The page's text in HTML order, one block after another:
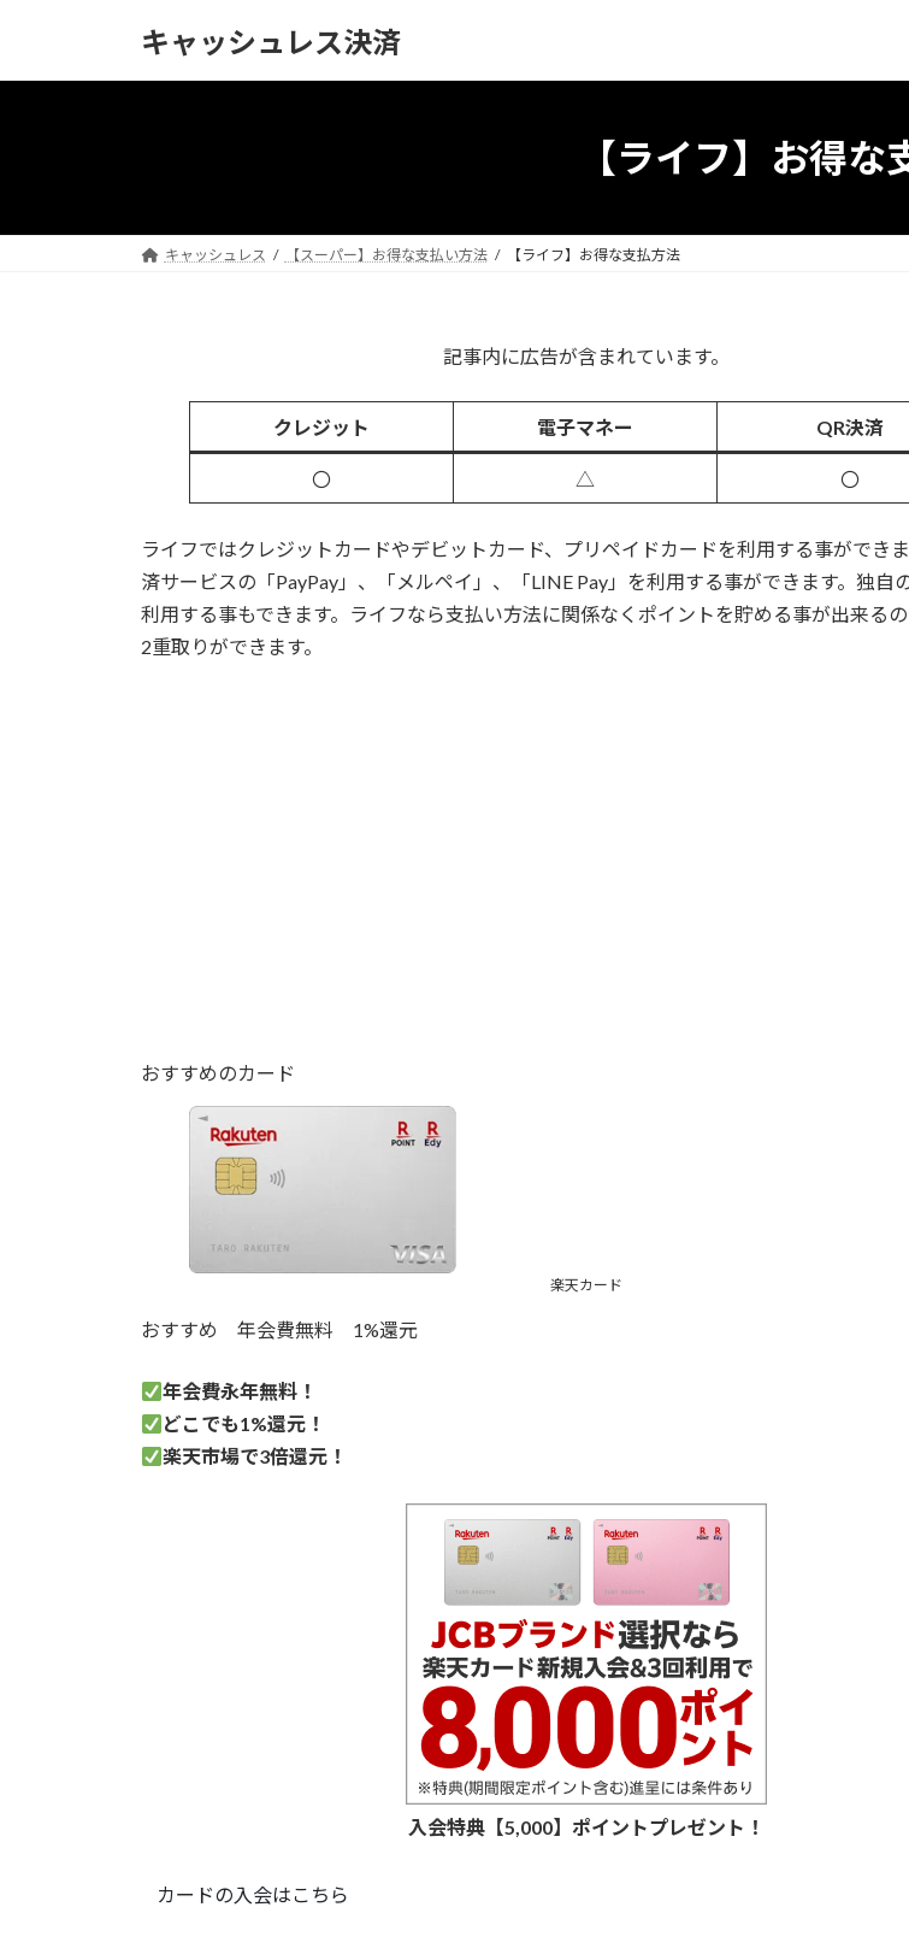
キャッシュレス決済
【ライフ】お得な
キャッシュレス 【スーパー】お得な支払い方法 【ライフ】お得な支払方法
記事内に広告が含まれています。
クレジット 電子マネー QR決済
〇 △ 〇
ライフではクレジットカードやデビットカード、プリペイドカードを利用する事ができ
済サービスの「PayPay」、「メルペイ」、「LINE Pay」を利用する事ができます。独自
利用する事もできます。ライフなら支払い方法に関係なくポイントを貯める事が出来る
2重取りができます。
おすすめのカード
楽天カード
おすすめ 年会費無料 1%還元
年会費永年無料！
どこでも1%還元！
楽天市場で3倍還元！
入会特典【5,000】ポイントプレゼント！
カードの入会はこちら